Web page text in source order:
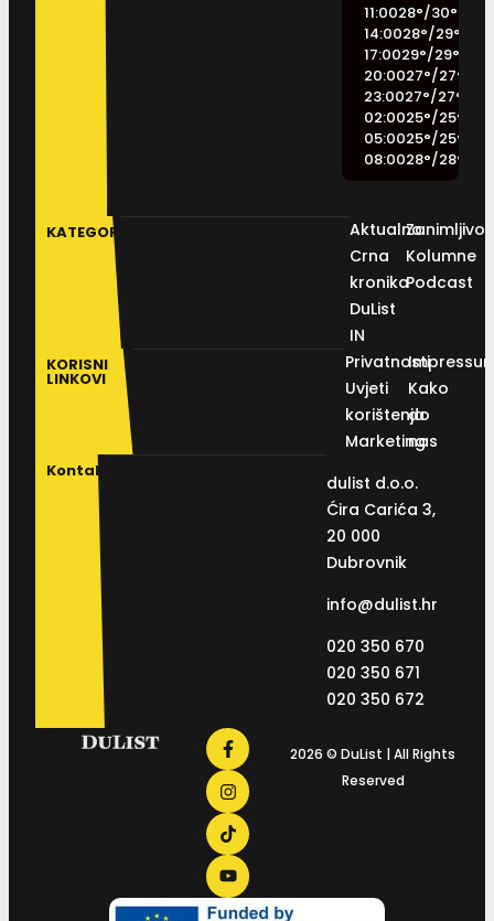
11:0028°/30°
14:0028°/29°
17:0029°/29°
20:0027°/27°
23:0027°/27°
02:0025°/25°
05:0025°/25°
08:0028°/28°
KATEGORIJE
Aktualno
Crna
kronika
DuList
IN
Kolumne
Podcast
KORISNI
LINKOVI
Privatnosti
Uvjeti
korištenja
Marketing
Kako
do
nas
Kontakt
dulist d.o.o.
Ćira Carića 3,
20 000
Dubrovnik
info@dulist.hr
020 350 670
020 350 671
020 350 672
2026 © DuList | All Rights
Reserved